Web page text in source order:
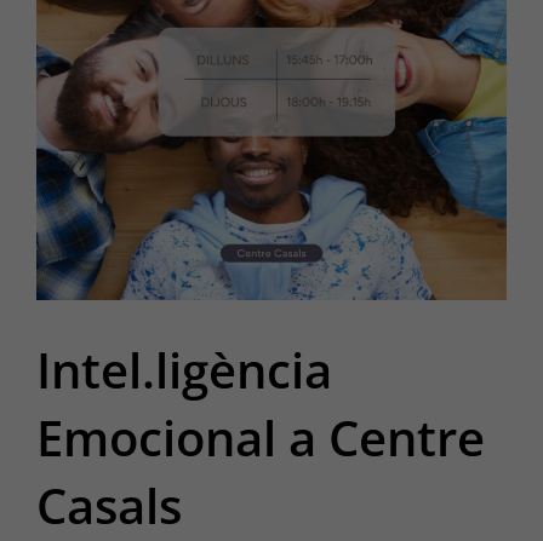
Intel.ligència
Emocional a Centre
Casals